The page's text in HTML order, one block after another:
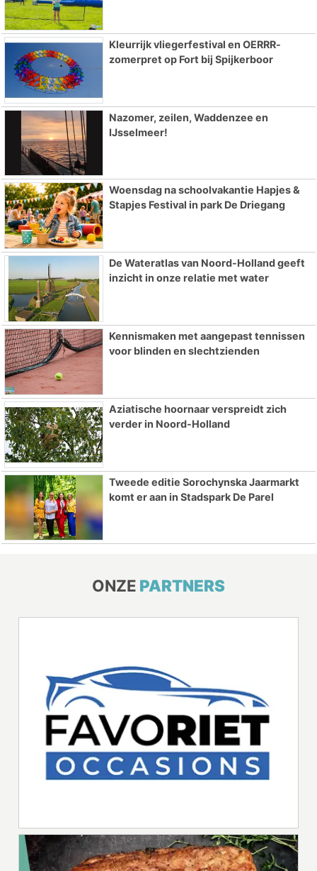
Kleurrijk vliegerfestival en OERRR-
zomerpret op Fort bij Spijkerboor
Nazomer, zeilen, Waddenzee en
IJsselmeer!
Woensdag na schoolvakantie Hapjes &
Stapjes Festival in park De Driegang
De Wateratlas van Noord-Holland geeft
inzicht in onze relatie met water
Kennismaken met aangepast tennissen
voor blinden en slechtzienden
Aziatische hoornaar verspreidt zich
verder in Noord-Holland
Tweede editie Sorochynska Jaarmarkt
komt er aan in Stadspark De Parel
ONZE PARTNERS